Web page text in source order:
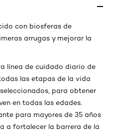
con biosferas de
arrugas y mejorar la
línea de cuidado diario de
las etapas de la vida
para obtener
en todas las edades.
para mayores de 35 años
a fortalecer la barrera de la